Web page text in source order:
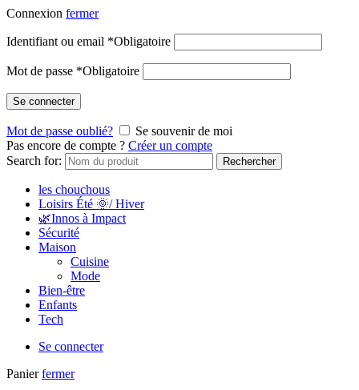
Connexion fermer
Identifiant ou email *Obligatoire
Mot de passe *Obligatoire
Se connecter
Mot de passe oublié?
Se souvenir de moi
Pas encore de compte ? Créer un compte
Search for:
Rechercher
les chouchous
Loisirs Été 🌞/ Hiver
🌿Innos à Impact
Sécurité
Maison
Cuisine
Mode
Bien-être
Enfants
Tech
Se connecter
Panier fermer